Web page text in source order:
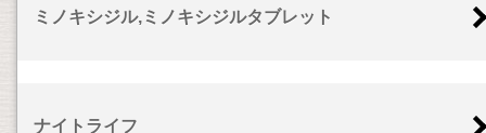
ミノキシジル,ミノキシジルタブレット
ナイトライフ